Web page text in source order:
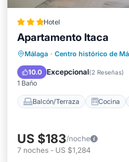
Hotel
Apartamento Itaca
Málaga · Centro histórico de
10.0 Excepcional(2 Reseñas)
1 Baño
Balcón/Terraza Cocina
Balcón/Terraza
Aire acondicionado
US $183/noche
7 noches - US $1,284